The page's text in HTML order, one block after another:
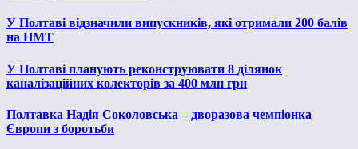
У Полтаві відзначили випускників, які отримали 200 балів
на НМТ
У Полтаві планують реконструювати 8 ділянок
каналізаційних колекторів за 400 млн грн
Полтавка Надія Соколовська – дворазова чемпіонка
Європи з боротьби